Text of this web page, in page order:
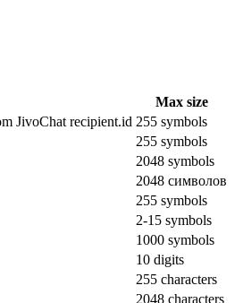
Max size
JivoChat recipient.id 255 symbols
255 symbols
2048 symbols
2048 символов
255 symbols
2-15 symbols
1000 symbols
10 digits
255 characters
2048 characters